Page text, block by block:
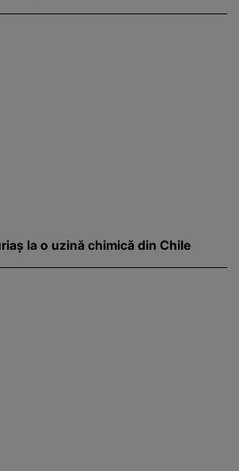
la o uzină chimică din Chile